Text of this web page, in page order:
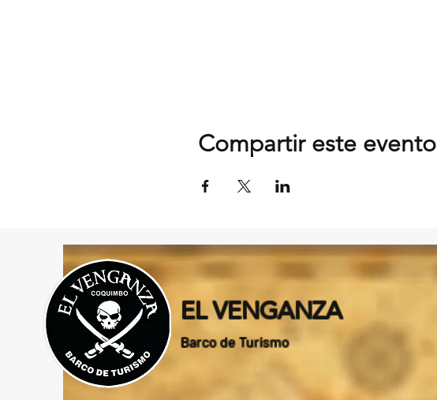
Compartir este evento
EL VENGANZA
Barco de Turismo